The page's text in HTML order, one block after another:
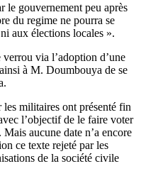
le gouvernement peu après
du regime ne pourra se
aux élections locales ».
via l’adoption d’une
à M. Doumbouya de se
les militaires ont présenté fin
l’objectif de le faire voter
aucune date n’a encore
ce texte rejeté par les
de la société civile